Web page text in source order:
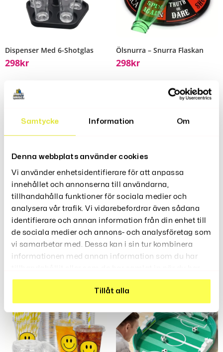
Samtycke Information Om
Denna webbplats använder cookies
Vi använder enhetsidentifierare för att anpassa
innehållet och annonserna till användarna,
tillhandahålla funktioner för sociala medier och
analysera vår trafik. Vi vidarebefordrar även sådana
identifierare och annan information från din enhet till
de sociala medier och annons- och analysföretag som
vi samarbetar med. Dessa kan i sin tur kombinera
informationen med annan information som du har
använt deras tjänster.
Tillåt alla
Dispenser Med 6-Shotglas
298Kr
Ölsnurra – Snurra Flaskan
298Kr
Drickspel Med Pilsnurror Och
Shotglas
749Kr
Snurrande Pris-Hjul 30 Cm
899Kr